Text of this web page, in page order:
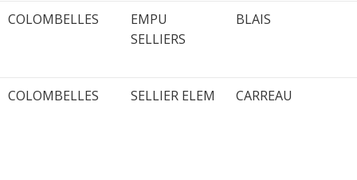
COLOMBELLES
EMPU
SELLIERS
BLAIS
COLOMBELLES SELLIER ELEM CARREAU